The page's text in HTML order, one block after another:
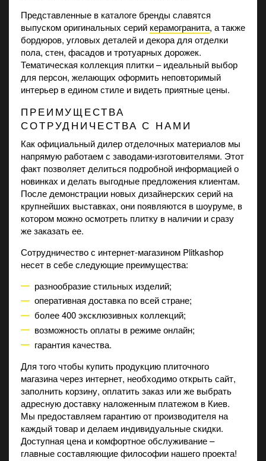
Представленные в каталоге бренды славятся
выпуском оригинальных серий керамогранита, а также
бордюров, угловых деталей и декора для отделки
пола, стен, фасадов и тротуарных дорожек.
Тематическая коллекция плитки – идеальный выбор
для персон, желающих оформить неповторимый
интерьер в едином стиле и видеть приятные цены.
ПРЕИМУЩЕСТВА
СОТРУДНИЧЕСТВА С НАМИ
Как официальный дилер отделочных материалов мы
напрямую работаем с заводами-изготовителями. Этот
факт позволяет делиться подробной информацией о
новинках и делать выгодные предложения клиентам.
После демонстрации новых дизайнерских серий на
крупнейших выставках, они появляются в шоуруме, в
котором можно осмотреть плитку в наличии и сразу
же заказать ее.
Сотрудничество с интернет-магазином Plitkashop
несет в себе следующие преимущества:
разнообразие стильных изделий;
оперативная доставка по всей стране;
более 400 эксклюзивных коллекций;
возможность оплаты в режиме онлайн;
гарантия качества.
Для того чтобы купить продукцию плиточного
магазина через интернет, необходимо открыть сайт,
заполнить корзину, оплатить заказ или же выбрать
адресную доставку наложенным платежом в Киев.
Мы предоставляем гарантию от производителя на
каждый товар и делаем индивидуальные скидки.
Доступная цена и комфортное обслуживание –
главные составляющие философии нашего проекта!